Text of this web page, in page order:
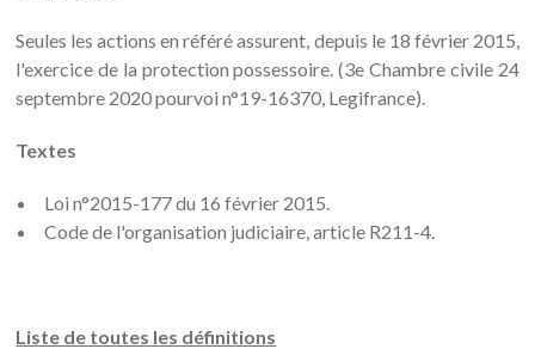
Seules les actions en référé assurent, depuis le 18 février 2015,
l'exercice de la protection possessoire. (3e Chambre civile 24
septembre 2020 pourvoi n°19-16370, Legifrance).
Textes
Loi n°2015-177 du 16 février 2015.
Code de l'organisation judiciaire, article R211-4.
Liste de toutes les définitions